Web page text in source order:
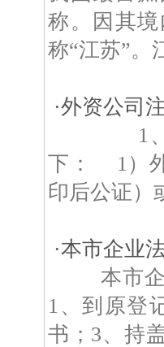
称。因其
称“江苏”。
·外资公司
1、外资
下： 1）外
印后公证
·本市企业
本市企业
1、到原登
书；3、持